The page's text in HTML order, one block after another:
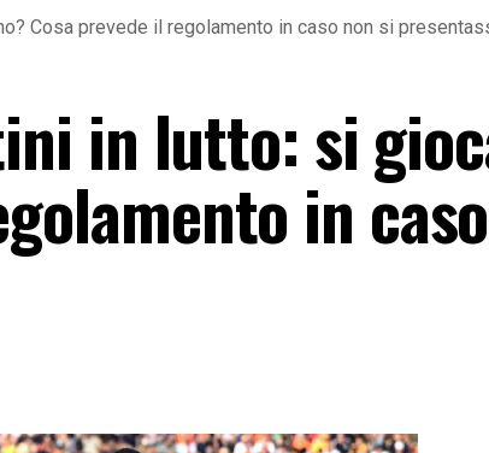
Cosa prevede il regolamento in caso non si
in lutto: si
in caso